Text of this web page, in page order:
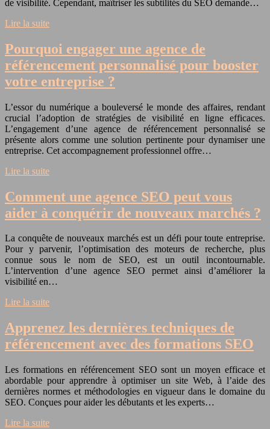
de visibilité. Cependant, maîtriser les subtilités du SEO demande…
Lire la suite
Pourquoi engager une agence de
référencement personnalisé pour booster
votre entreprise ?
L’essor du numérique a bouleversé le monde des affaires, rendant
crucial l’adoption de stratégies de visibilité en ligne efficaces.
L’engagement d’une agence de référencement personnalisé se
présente alors comme une solution pertinente pour dynamiser une
entreprise. Cet accompagnement professionnel offre…
Lire la suite
Comment une agence SEO peut vous
aider à conquérir de nouveaux marchés ?
La conquête de nouveaux marchés est un défi pour toute entreprise.
Pour y parvenir, l’optimisation des moteurs de recherche, plus
connue sous le nom de SEO, est un outil incontournable.
L’intervention d’une agence SEO permet ainsi d’améliorer la
visibilité en…
Lire la suite
Apprenez les dernières techniques de
référencement avec des formations SEO
Les formations en référencement SEO sont un moyen efficace et
abordable pour apprendre à optimiser un site Web, à l’aide des
dernières normes et méthodologies en vigueur dans le domaine du
SEO. Conçues pour aider les débutants et les experts…
Lire la suite